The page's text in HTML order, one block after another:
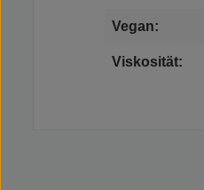
Vegan:
Viskosität: